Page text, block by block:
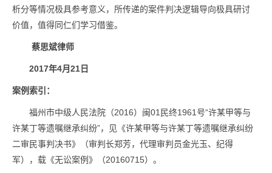
析分等情况极具参考意义，所传递的案件判决逻辑导向极具研讨
价值，值得同仁们学习借鉴。
蔡思斌律师
2017年4月21 日
案例索引：
福州市中级人民法院（2016）闽01民终1961号“许某甲等与
许某丁等遗嘱继承纠纷”，见《许某甲等与许某丁等遗嘱继承纠纷
二审民事判决书》（审判长郑芳，代理审判员金光玉、纪得
军），载《无讼案例》（20160715）。